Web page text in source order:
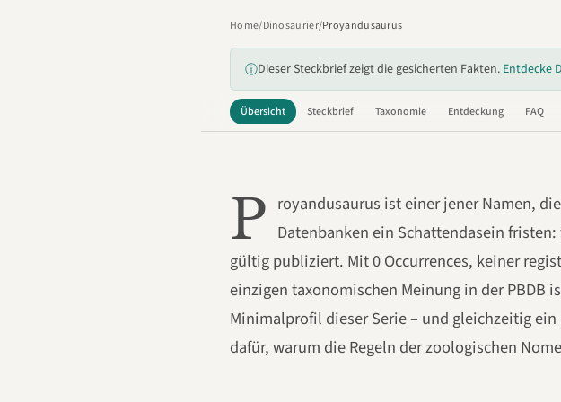
Home/Dinosaurier/Proyandusaurus
ⓘDieser Steckbrief zeigt die gesicherten Fakten.Entdecke
Übersicht Steckbrief Taxonomie Entdeckung FAQ
P royandusaurus ist einer jener Namen,
Datenbanken ein Schattendasein
gültig publiziert. Mit 0 Occurrences, keiner
einzigen taxonomischen Meinung in der PBDB
Minimalprofil dieser Serie – und gleichzeitig
dafür, warum die Regeln der zoologischen